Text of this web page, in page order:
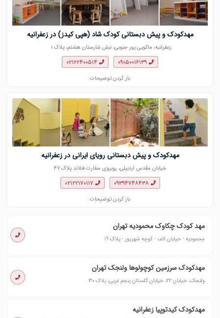
مهدکودک و پیش دبستانی کودک شاد (هپی کیدز) در زعفرانیه
زعفرانیه، ماکویی پور جنوبی، نبش شارستان هشتم، پلاک ۱
باز کردن توضیحات
مهدکودک و پیش دبستانی رویای ایرانی در زعفرانیه
خیابان مقدس اردبیلی، روبروی سفارت فنلاند پلاک ۴۷
باز کردن توضیحات
مهد کودک چکاوک محمودیه تهران
محمودیه - خیابان الف - کوچه شهریور - پلاک ۱۹
مهدکودک سرزمین کوچولوها ولنجک تهران
ولنجک، خیابان ۲۲، خیابان گلستان پنجم غربی، پلاک ۳۰
مهدکودک کیدتوپیا زعفرانیه